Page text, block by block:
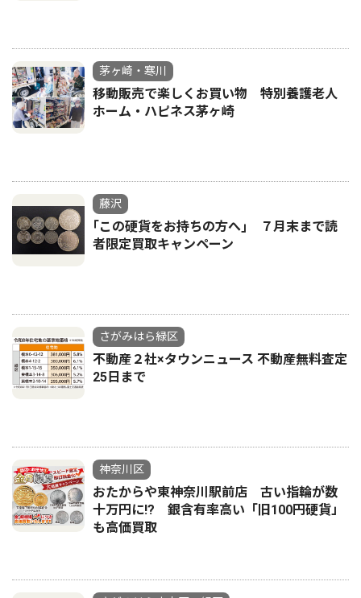
茅ヶ崎・寒川
移動販売で楽しくお買い物 特別養護老人
ホーム・ハピネス茅ヶ崎
藤沢
｢この硬貨をお持ちの方へ｣ ７月末まで読
者限定買取キャンペーン
さがみはら緑区
不動産２社×タウンニュース 不動産無料査定
25日まで
神奈川区
おたからや東神奈川駅前店 古い指輪が数
十万円に!? 銀含有率高い「旧100円硬貨」
も高価買取